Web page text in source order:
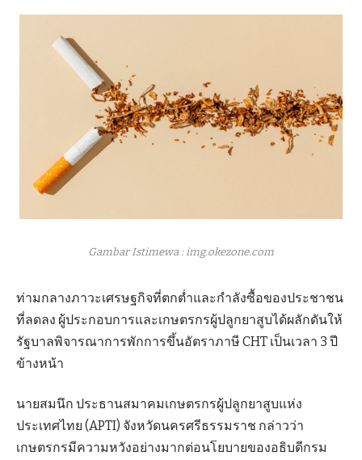
Gambar Istimewa : img.okezone.com
ท่ามกลางภาวะเศรษฐกิจที่ตกต่ำและกำลังซื้อของประชาชน
ที่ลดลง ผู้ประกอบการและเกษตรกรผู้ปลูกยาสูบได้ผลักดันให้
รัฐบาลพิจารณาการพักการขึ้นอัตราภาษี CHT เป็นเวลา 3 ปี
ข้างหน้า
นายสมนึก ประธานสมาคมเกษตรกรผู้ปลูกยาสูบแห่ง
ประเทศไทย (APTI) จังหวัดนครศรีธรรมราช กล่าวว่า
เกษตรกรมีความหวังอย่างมากต่อนโยบายของอธิบดีกรม